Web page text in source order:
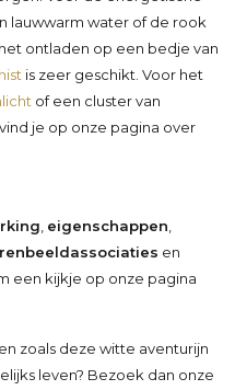
lauwwarm water of de rook
het ontladen op een bedje van
is zeer geschikt. Voor het
of een cluster van
je op onze pagina over
eigenschappen
en
een kijkje op onze pagina
zoals deze witte aventurijn
leven? Bezoek dan onze